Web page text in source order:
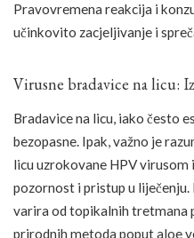
Pravovremena reakcija i
učinkovito zacjeljivanje i
Virusne bradavice na licu:
Bradavice na licu, iako često
bezopasne. Ipak, važno je
licu uzrokovane HPV
pozornost i pristup u liječenju.
varira od topikalnih tretmana
prirodnih metoda poput aloe